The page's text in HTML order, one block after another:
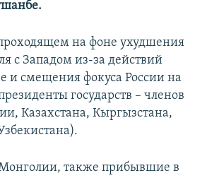
на фоне ухудшения
с Западом из-за действий
и смещения фокуса России на
государств – членов
Казахстана, Кыргызстана,
также прибывшие в